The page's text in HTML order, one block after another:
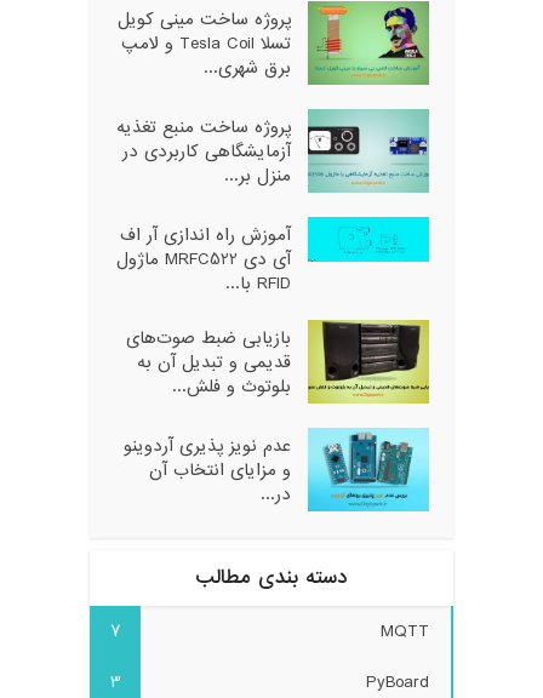
پروژه ساخت مینی کویل
تسلا Tesla Coil و لامپ
برق شهری...
پروژه ساخت منبع تغذیه
آزمایشگاهی کاربردی در
منزل بر...
آموزش راه اندازی آر اف
آی دی MRFC522 ماژول
RFID با...
بازیابی ضبط صوت‌های
قدیمی و تبدیل آن به
بلوتوث و فلش...
عدم نویز پذیری آردوینو
و مزایای انتخاب آن
در...
دسته بندی مطالب
MQTT
7
PyBoard
3